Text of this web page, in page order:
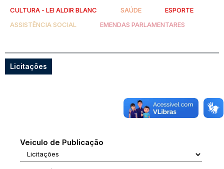
CULTURA - LEI ALDIR BLANC
SAÚDE
ESPORTE
ASSISTÊNCIA SOCIAL
EMENDAS PARLAMENTARES
Licitações
Veiculo de Publicação